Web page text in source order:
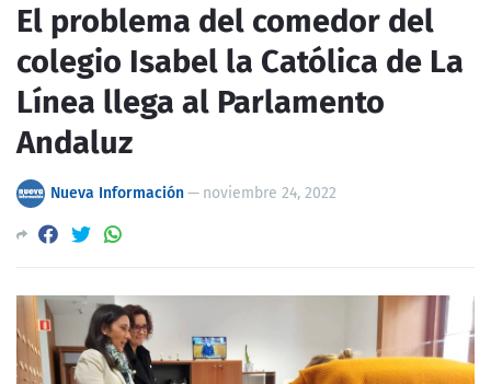
El problema del comedor del
colegio Isabel la Católica de La
Línea llega al Parlamento
Andaluz
Nueva Información— noviembre 24, 2022